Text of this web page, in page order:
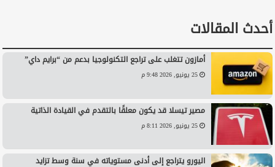
أحدث المقالات
أمازون تتغلب على تراجع التكنولوجيا بدعم من “برايم داي”
25 يونيو, 2026 9:48 م
مصير تيسلا قد يكون معلقًا بالتقدم في القيادة الذاتية
25 يونيو, 2026 8:11 م
اليورو يتراجع إلى أدنى مستوياته في سنة وسط تزايد